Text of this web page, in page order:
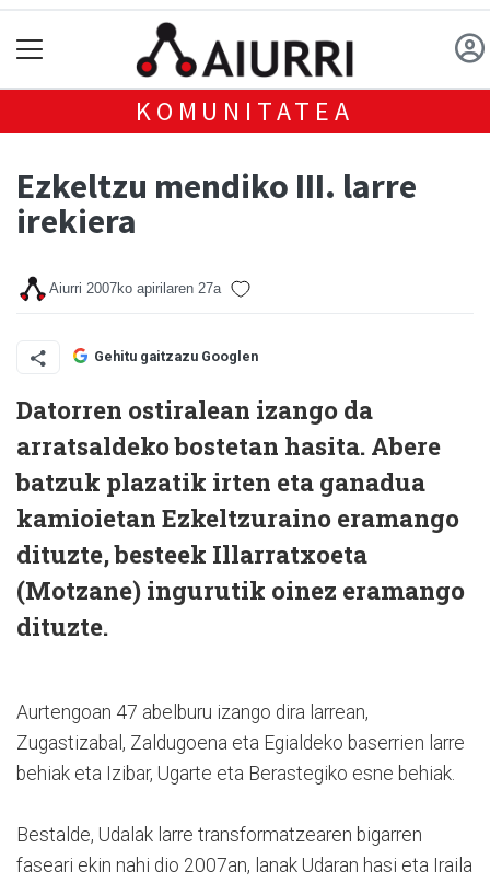
KOMUNITATEA
Ezkeltzu mendiko III. larre
irekiera
Aiurri 2007ko apirilaren 27a
Gehitu gaitzazu Googlen
Datorren ostiralean izango da
arratsaldeko bostetan hasita. Abere
batzuk plazatik irten eta ganadua
kamioietan Ezkeltzuraino eramango
dituzte, besteek Illarratxoeta
(Motzane) ingurutik oinez eramango
dituzte.
Aurtengoan 47 abelburu izango dira larrean,
Zugastizabal, Zaldugoena eta Egialdeko baserrien larre
behiak eta Izibar, Ugarte eta Berastegiko esne behiak.
Bestalde, Udalak larre transformatzearen bigarren
faseari ekin nahi dio 2007an, lanak Udaran hasi eta Iraila